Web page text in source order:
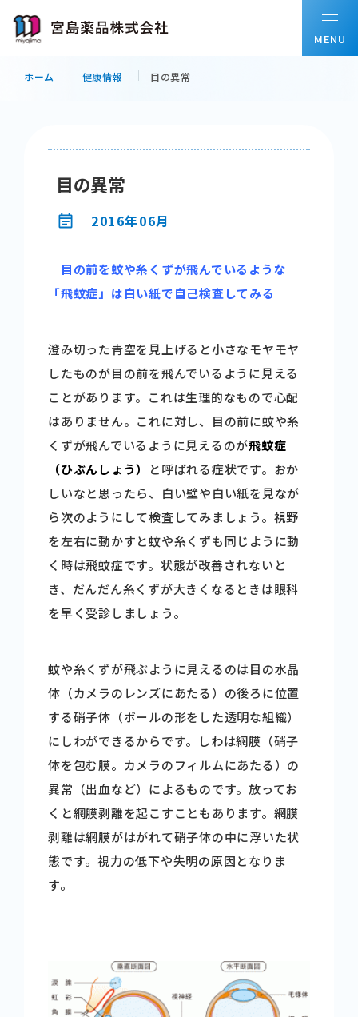
会社情報
事業内容
商品情報
健康情報
お問い合わせ
採用情報
ホーム 健康情報 目の異常
目の異常
2016年06月
目の前を蚊や糸くずが飛んでいるような
「飛蚊症」は白い紙で自己検査してみる
澄み切った青空を見上げると小さなモヤモヤ
したものが目の前を飛んでいるように見える
ことがあります。これは生理的なもので心配
はありません。これに対し、目の前に蚊や糸
くずが飛んでいるように見えるのが飛蚊症
（ひぶんしょう）
と呼ばれる症状です。おか
しいなと思ったら、白い壁や白い紙を見なが
ら次のようにして検査してみましょう。視野
を左右に動かすと蚊や糸くずも同じように動
く時は飛蚊症です。状態が改善されないと
き、だんだん糸くずが大きくなるときは眼科
を早く受診しましょう。
蚊や糸くずが飛ぶように見えるのは目の水晶
体（カメラのレンズにあたる）の後ろに位置
する硝子体（ボールの形をした透明な組織）
にしわができるからです。しわは網膜（硝子
体を包む膜。カメラのフィルムにあたる）の
異常（出血など）によるものです。放ってお
くと網膜剥離を起こすこともあります。網膜
剥離は網膜がはがれて硝子体の中に浮いた状
態です。視力の低下や失明の原因となりま
す。